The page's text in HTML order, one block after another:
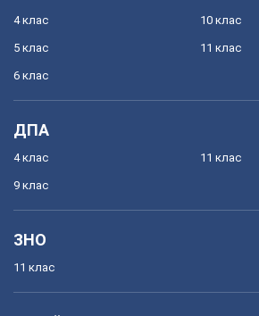
4 клас
5 клас
6 клас
10 клас
11 клас
ДПА
4 клас
9 клас
11 клас
ЗНО
11 клас